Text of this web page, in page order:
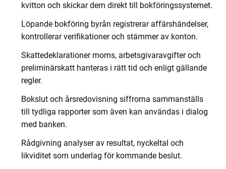
kvitton och skickar dem direkt till bokföringssystemet.
Löpande bokföring byrån registrerar affärshändelser,
kontrollerar verifikationer och stämmer av konton.
Skattedeklarationer moms, arbetsgivaravgifter och
preliminärskatt hanteras i rätt tid och enligt gällande
regler.
Bokslut och årsredovisning siffrorna sammanställs
till tydliga rapporter som även kan användas i dialog
med banken.
Rådgivning analyser av resultat, nyckeltal och
likviditet som underlag för kommande beslut.